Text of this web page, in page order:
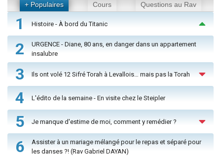
+ Populaires Cours Questions au Rav
1 Histoire - À bord du Titanic
2
URGENCE - Diane, 80 ans, en danger dans un appartement
insalubre
3 Ils ont volé 12 Sifré Torah à Levallois… mais pas la Torah
4 L'édito de la semaine - En visite chez le Steipler
5 Je manque d'estime de moi, comment y remédier ?
6
Assister à un mariage mélangé pour le repas et séparé pour
les danses ?! (Rav Gabriel DAYAN)